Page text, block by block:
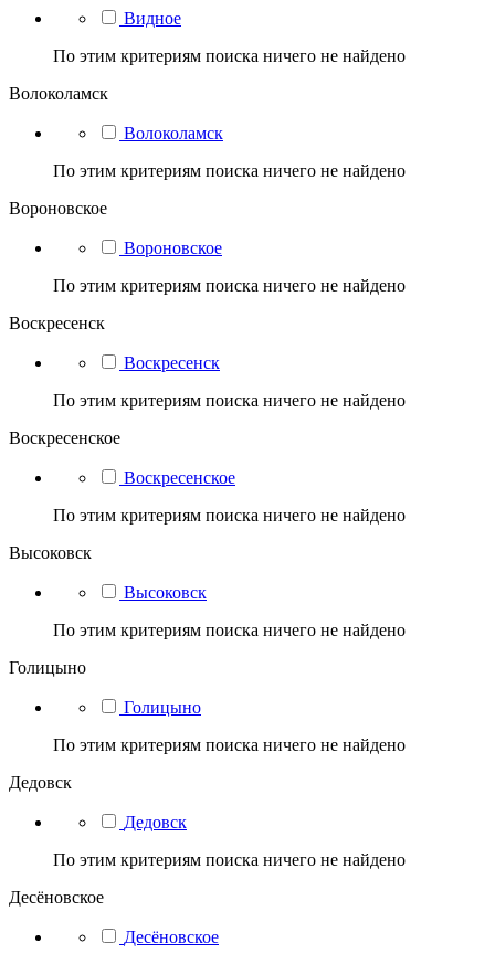
Видное
По этим критериям поиска ничего не найдено
Волоколамск
Волоколамск
По этим критериям поиска ничего не найдено
Вороновское
Вороновское
По этим критериям поиска ничего не найдено
Воскресенск
Воскресенск
По этим критериям поиска ничего не найдено
Воскресенское
Воскресенское
По этим критериям поиска ничего не найдено
Высоковск
Высоковск
По этим критериям поиска ничего не найдено
Голицыно
Голицыно
По этим критериям поиска ничего не найдено
Дедовск
Дедовск
По этим критериям поиска ничего не найдено
Десёновское
Десёновское